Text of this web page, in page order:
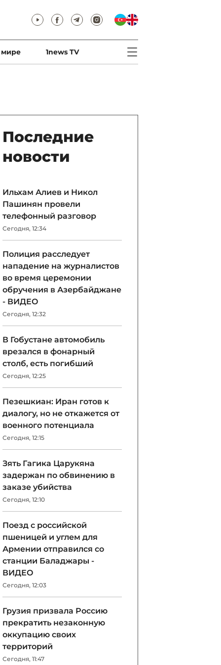
мире 1news TV
Последние
новости
Ильхам Алиев и Никол
Пашинян провели
телефонный разговор
Сегодня, 12:34
Полиция расследует
нападение на журналистов
во время церемонии
обручения в Азербайджане
- ВИДЕО
Сегодня, 12:32
В Гобустане автомобиль
врезался в фонарный
столб, есть погибший
Сегодня, 12:25
Пезешкиан: Иран готов к
диалогу, но не откажется от
военного потенциала
Сегодня, 12:15
Зять Гагика Царукяна
задержан по обвинению в
заказе убийства
Сегодня, 12:10
Поезд с российской
пшеницей и углем для
Армении отправился со
станции Баладжары -
ВИДЕО
Сегодня, 12:03
Грузия призвала Россию
прекратить незаконную
оккупацию своих
территорий
Сегодня, 11:47